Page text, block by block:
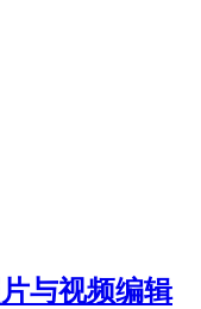
与视频编辑